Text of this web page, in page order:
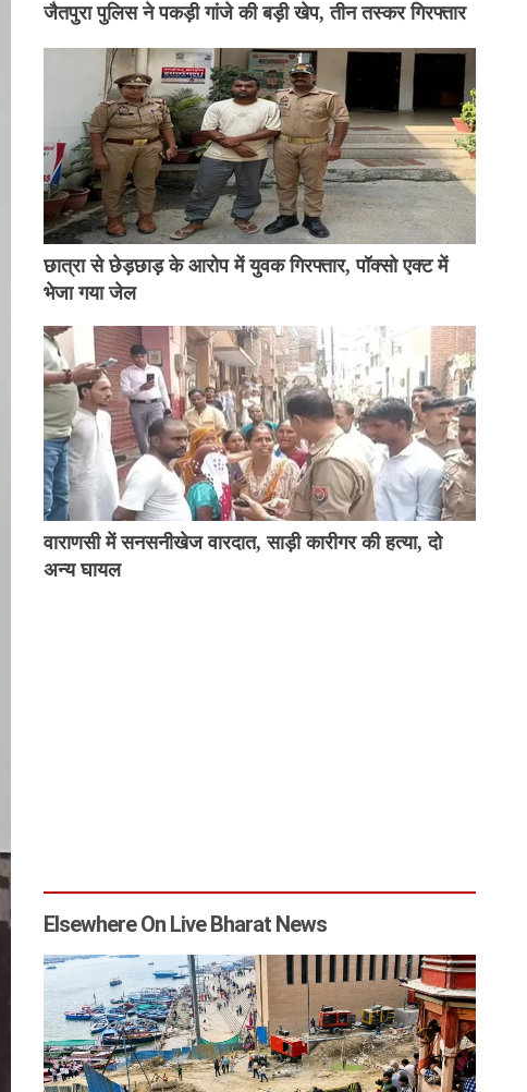
जैतपुरा पुलिस ने पकड़ी गांजे की बड़ी खेप, तीन तस्कर गिरफ्तार
छात्रा से छेड़छाड़ के आरोप में युवक गिरफ्तार, पॉक्सो एक्ट में
भेजा गया जेल
वाराणसी में सनसनीखेज वारदात, साड़ी कारीगर की हत्या, दो
अन्य घायल
Elsewhere On Live Bharat News